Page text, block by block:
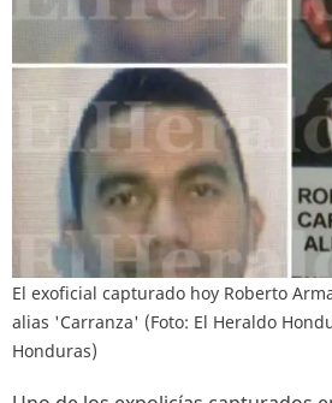
El exoficial capturado hoy Roberto
alias 'Carranza' (Foto: El Heraldo
Honduras)